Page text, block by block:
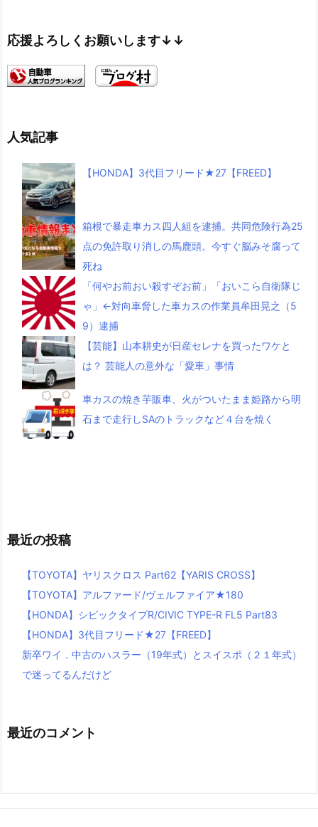
応援よろしくお願いします↓↓
人気記事
【HONDA】3代目フリード★27【FREED】
箱根で暴走車カス四人組を逮捕。共同危険行為25
点の免許取り消しの馬鹿頭。今すぐ脳みそ腐って
死ね
「何やお前おい殺すぞお前」「おいこら自衛隊じ
ゃ」←対向車脅した車カスの作業員牟田晃之（5
9）逮捕
【芸能】山本耕史が日産セレナを買ったワケと
は？ 芸能人の意外な「愛車」事情
車カスの焼き芋販車、火がついたまま姫路から明
石まで走行しSAのトラックなど４台を焼く
最近の投稿
【TOYOTA】ヤリスクロス Part62【YARIS CROSS】
【TOYOTA】アルファード/ヴェルファイア★180
【HONDA】シビックタイプR/CIVIC TYPE-R FL5 Part83
【HONDA】3代目フリード★27【FREED】
新卒ワイ．中古のハスラー（19年式）とスイスポ（２１年式）
で迷ってるんだけど
最近のコメント